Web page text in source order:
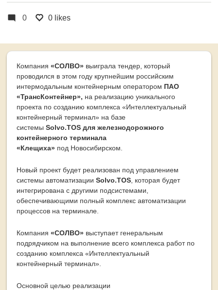
0 0 likes
Компания «СОЛВО» выиграла тендер, который
проводился в этом году крупнейшим российским
интермодальным контейнерным оператором ПАО
«ТрансКонтейнер», на реализацию уникального
проекта по созданию комплекса «Интеллектуальный
контейнерный терминал» на базе
системы Solvo.TOS для железнодорожного
контейнерного терминала
«Клещиха» под Новосибирском.
Новый проект будет реализован под управлением
системы автоматизации Solvo.TOS , которая будет
интегрирована с другими подсистемами,
обеспечивающими полный комплекс автоматизации
процессов на терминале.
Компания «СОЛВО» выступает генеральным
подрядчиком на выполнение всего комплекса работ по
созданию комплекса «Интеллектуальный
контейнерный терминал».
Основной целью реализации